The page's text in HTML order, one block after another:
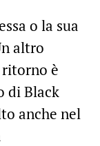
o la sua
altro
è
di Black
anche nel